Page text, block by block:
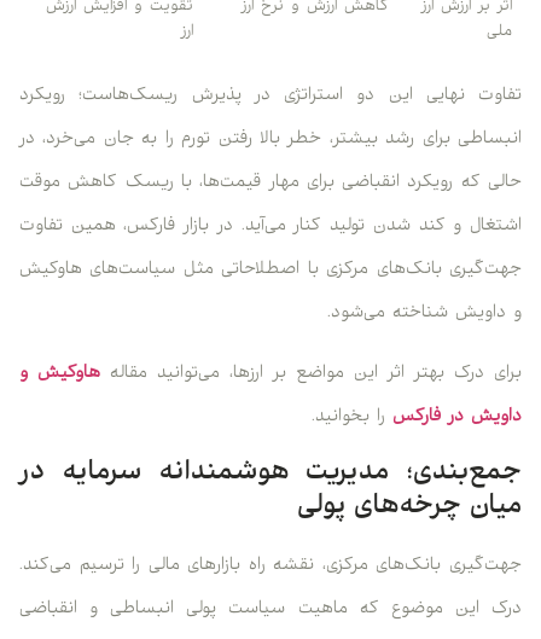
اثر بر ارزش ارز
ملی
کاهش ارزش و نرخ ارز
تقویت و افزایش ارزش
ارز
تفاوت نهایی این دو استراتژی در پذیرش ریسک‌هاست؛ رویکرد
انبساطی برای رشد بیشتر، خطر بالا رفتن تورم را به جان می‌خرد، در
حالی که رویکرد انقباضی برای مهار قیمت‌ها، با ریسک کاهش موقت
اشتغال و کند شدن تولید کنار می‌آید. در بازار فارکس، همین تفاوت
جهت‌گیری بانک‌های مرکزی با اصطلاحاتی مثل سیاست‌های هاوکیش
و داویش شناخته می‌شود.
برای درک بهتر اثر این مواضع بر ارزها، می‌توانید مقاله هاوکیش و
داویش در فارکس را بخوانید.
جمع‌بندی؛ مدیریت هوشمندانه سرمایه در
میان چرخه‌های پولی
جهت‌گیری بانک‌های مرکزی، نقشه راه بازارهای مالی را ترسیم می‌کند.
درک این موضوع که ماهیت سیاست پولی انبساطی و انقباضی